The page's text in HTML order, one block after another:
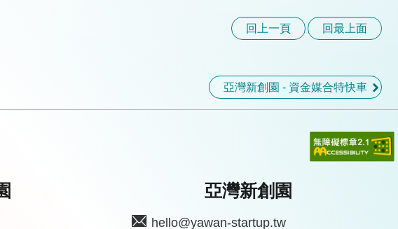
回上一頁 回最上面
亞灣新創園 - 資金媒合特快車
亞灣新創園
hello@yawan-startup.tw